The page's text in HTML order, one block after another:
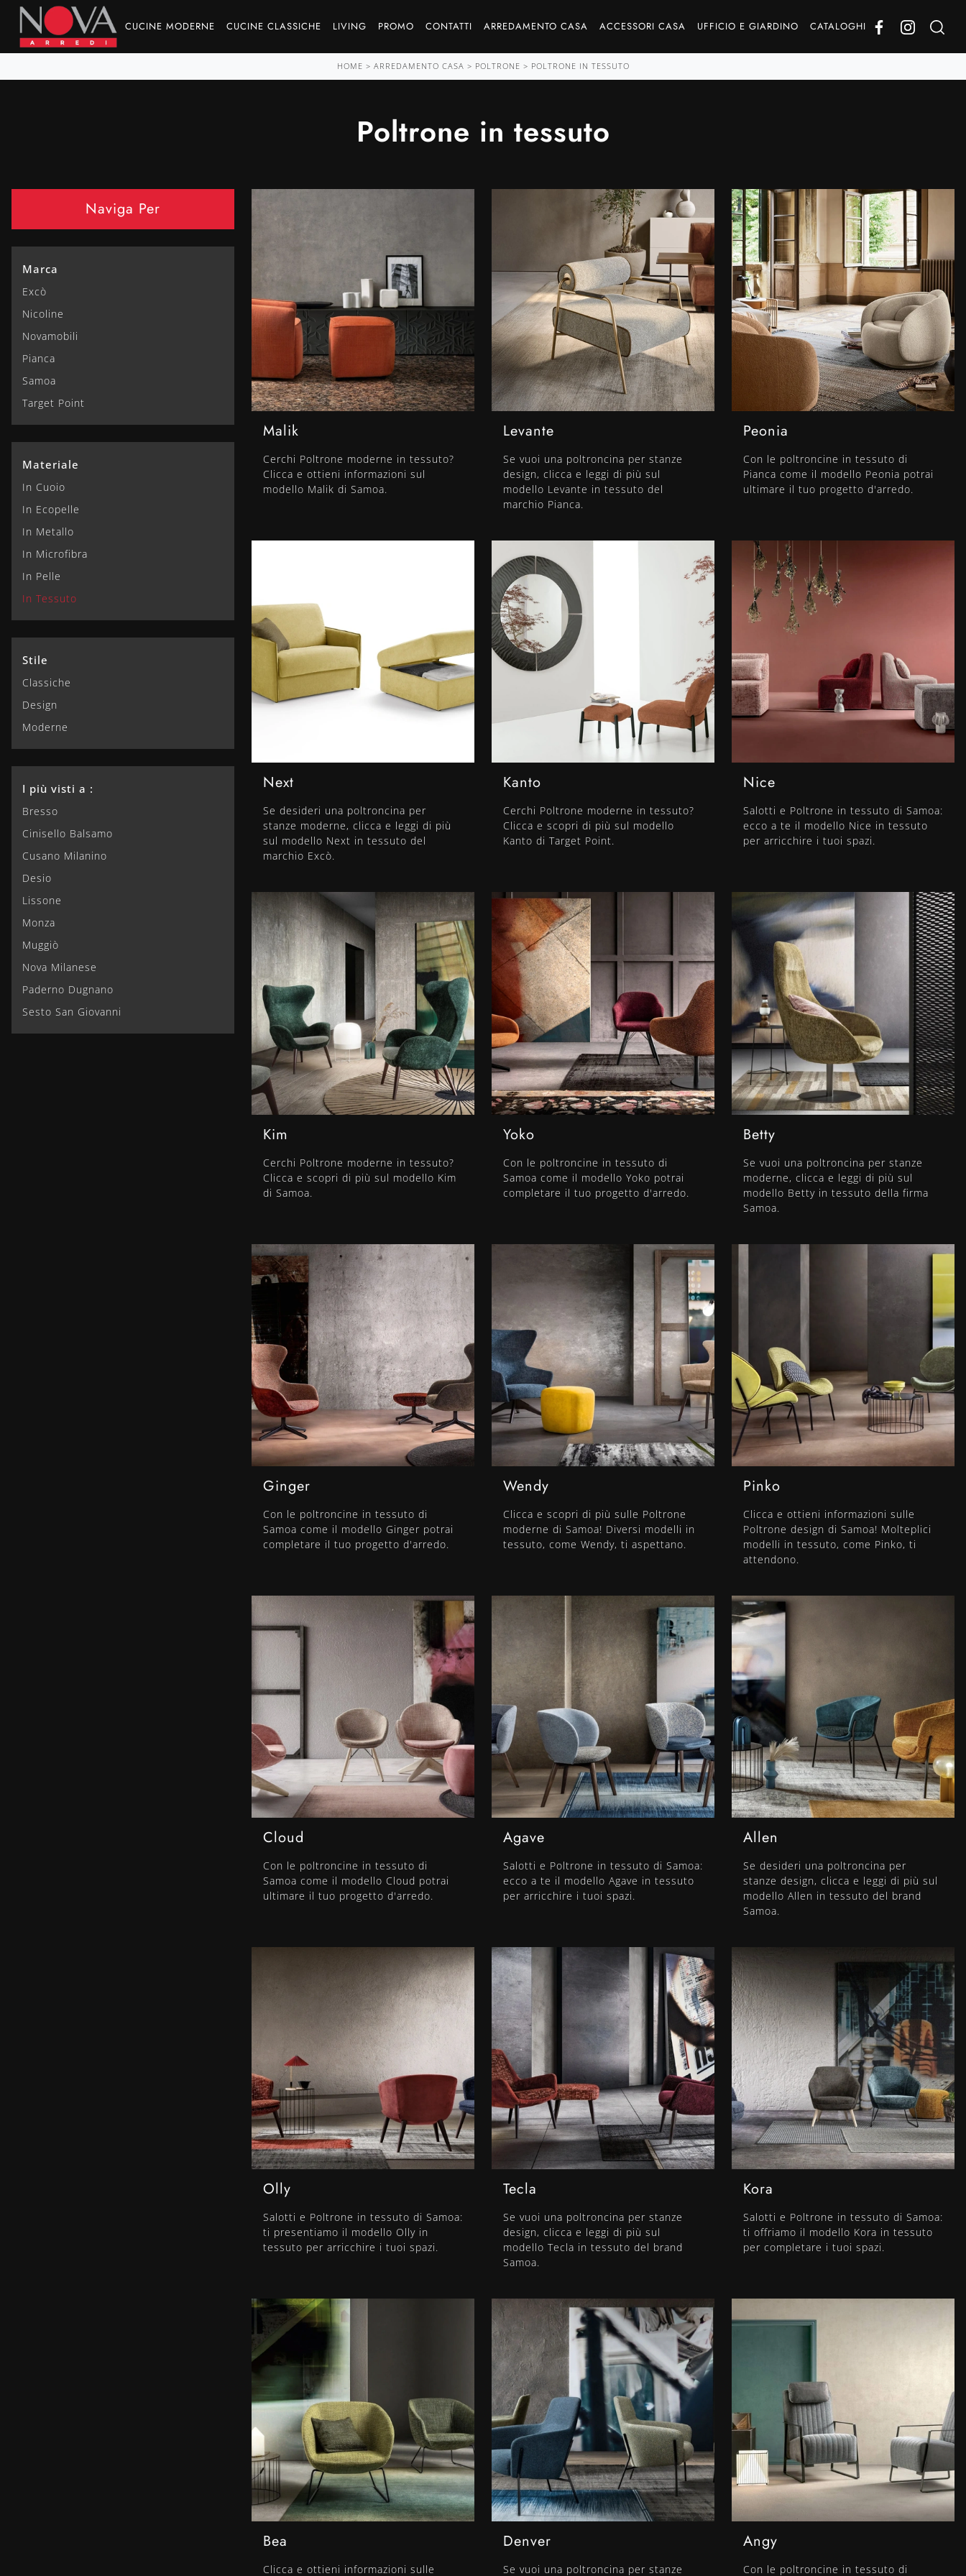
CUCINE MODERNE CUCINE CLASSICHE LIVING PROMO CONTATTI ARREDAMENTO CASA ACCESSORI CASA UFFICIO E GIARDINO CATALOGHI
HOME > ARREDAMENTO CASA > POLTRONE > POLTRONE IN TESSUTO
Poltrone in tessuto
Naviga Per
Marca
Excò
Nicoline
Novamobili
Pianca
Samoa
Target Point
Materiale
In Cuoio
In Ecopelle
In Metallo
In Microfibra
In Pelle
In Tessuto
Stile
Classiche
Design
Moderne
I più visti a :
Bresso
Cinisello Balsamo
Cusano Milanino
Desio
Lissone
Monza
Muggiò
Nova Milanese
Paderno Dugnano
Sesto San Giovanni
Malik
Cerchi Poltrone moderne in tessuto?
Clicca e ottieni informazioni sul
modello Malik di Samoa.
Levante
Se vuoi una poltroncina per stanze
design, clicca e leggi di più sul
modello Levante in tessuto del
marchio Pianca.
Peonia
Con le poltroncine in tessuto di
Pianca come il modello Peonia potrai
ultimare il tuo progetto d'arredo.
Next
Se desideri una poltroncina per
stanze moderne, clicca e leggi di più
sul modello Next in tessuto del
marchio Excò.
Kanto
Cerchi Poltrone moderne in tessuto?
Clicca e scopri di più sul modello
Kanto di Target Point.
Nice
Salotti e Poltrone in tessuto di Samoa:
ecco a te il modello Nice in tessuto
per arricchire i tuoi spazi.
Kim
Cerchi Poltrone moderne in tessuto?
Clicca e scopri di più sul modello Kim
di Samoa.
Yoko
Con le poltroncine in tessuto di
Samoa come il modello Yoko potrai
completare il tuo progetto d'arredo.
Betty
Se vuoi una poltroncina per stanze
moderne, clicca e leggi di più sul
modello Betty in tessuto della firma
Samoa.
Ginger
Con le poltroncine in tessuto di
Samoa come il modello Ginger potrai
completare il tuo progetto d'arredo.
Wendy
Clicca e scopri di più sulle Poltrone
moderne di Samoa! Diversi modelli in
tessuto, come Wendy, ti aspettano.
Pinko
Clicca e ottieni informazioni sulle
Poltrone design di Samoa! Molteplici
modelli in tessuto, come Pinko, ti
attendono.
Cloud
Con le poltroncine in tessuto di
Samoa come il modello Cloud potrai
ultimare il tuo progetto d'arredo.
Agave
Salotti e Poltrone in tessuto di Samoa:
ecco a te il modello Agave in tessuto
per arricchire i tuoi spazi.
Allen
Se desideri una poltroncina per
stanze design, clicca e leggi di più sul
modello Allen in tessuto del brand
Samoa.
Olly
Salotti e Poltrone in tessuto di Samoa:
ti presentiamo il modello Olly in
tessuto per arricchire i tuoi spazi.
Tecla
Se vuoi una poltroncina per stanze
design, clicca e leggi di più sul
modello Tecla in tessuto del brand
Samoa.
Kora
Salotti e Poltrone in tessuto di Samoa:
ti offriamo il modello Kora in tessuto
per completare i tuoi spazi.
Bea
Clicca e ottieni informazioni sulle
Denver
Se vuoi una poltroncina per stanze
Angy
Con le poltroncine in tessuto di